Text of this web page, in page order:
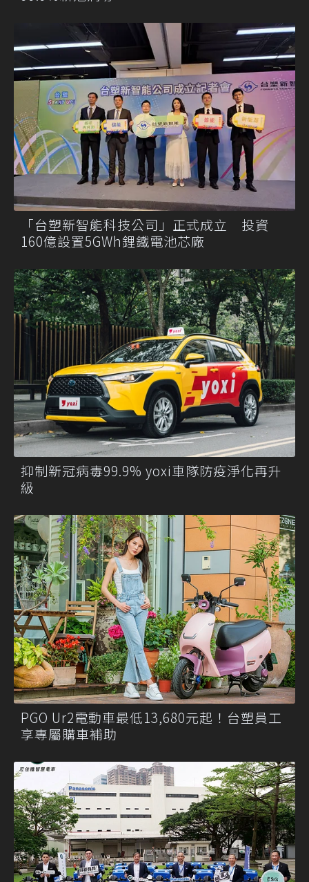
「台塑新智能科技公司」正式成立 投資
160億設置5GWh鋰鐵電池芯廠
抑制新冠病毒99.9% yoxi車隊防疫淨化再升
級
PGO Ur2電動車最低13,680元起！台塑員工
享專屬購車補助